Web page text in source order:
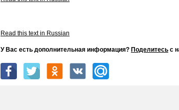
Read this text in Russian
У Вас есть дополнительная информация? Поделитесь с